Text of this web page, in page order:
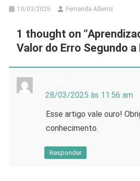
10/03/2025 Fernanda Alberici
1 thought on “
Valor do Erro Segundo
28/03/2025 às 11:56 am
Esse artigo vale ouro!
conhecimento.
Responder